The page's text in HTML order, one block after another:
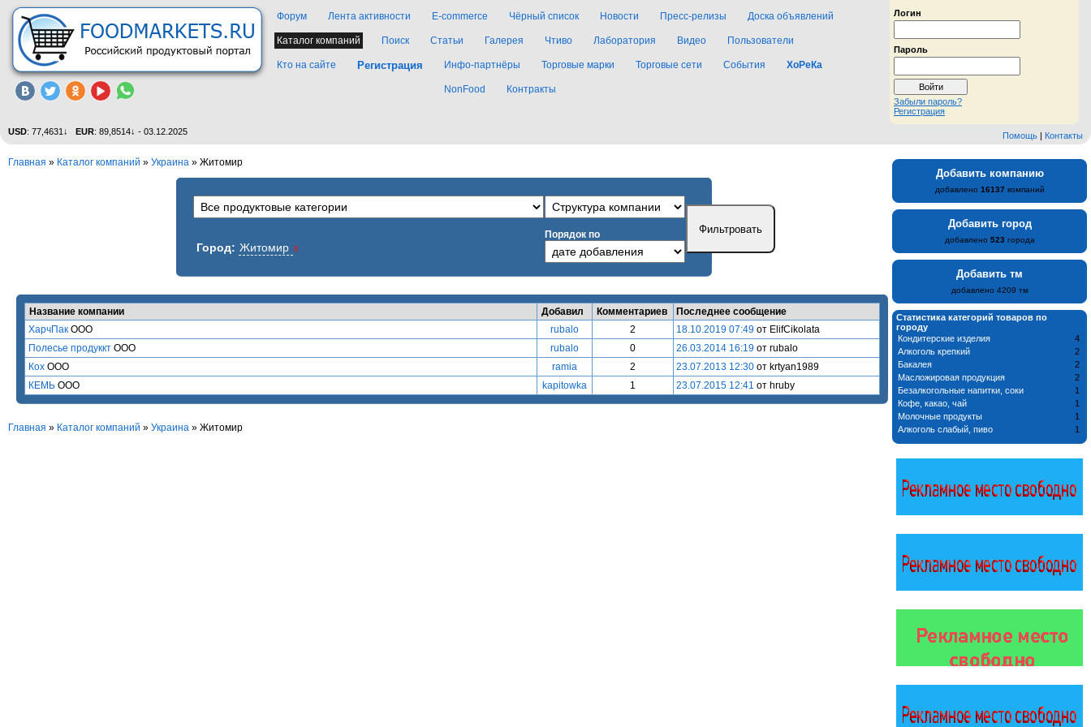
Логин
Пароль
Забыли пароль?
Регистрация
Форум Лента активности E-commerce Чёрный список Новости Пресс-релизы Доска объявлений
Каталог компаний Поиск Статьи Галерея Чтиво Лаборатория Видео Пользователи
Кто на сайте Регистрация Инфо-партнёры Торговые марки Торговые сети События ХоРеКа
NonFood Контракты
Помощь | Контакты
USD: 77,4631↓ EUR: 89,8514↓ - 03.12.2025
Главная » Каталог компаний » Украина » Житомир
Город: Житомир x
Порядок по
Название компании Добавил Комментариев
Последнее сообщение
ХарчПак ООО rubalo 2 18.10.2019 07:49 от ElifCikolata
Полесье продуккт ООО rubalo 0 26.03.2014 16:19 от rubalo
Кох ООО ramia 2 23.07.2013 12:30 от krtyan1989
КЕМЬ ООО kapitowka 1 23.07.2015 12:41 от hruby
Главная » Каталог компаний » Украина » Житомир
Добавить компанию
добавлено 16137 компаний
Добавить город
добавлено 523 города
Добавить тм
добавлено 4209 тм
Статистика категорий товаров по
городу
Кондитерские изделия
4
Алкоголь крепкий
2
Бакалея
2
Масложировая продукция
2
Безалкогольные напитки, соки
1
Кофе, какао, чай
1
Молочные продукты
1
Алкоголь слабый, пиво
1